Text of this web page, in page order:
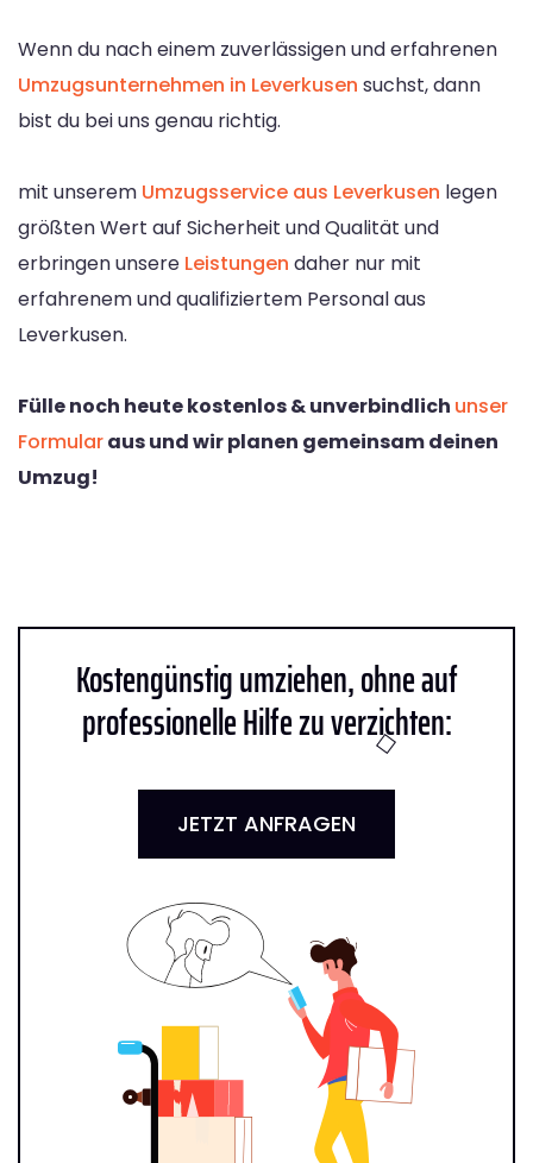
Wenn du nach einem zuverlässigen und erfahrenen
Umzugsunternehmen in Leverkusen suchst, dann
bist du bei uns genau richtig.
mit unserem Umzugsservice aus Leverkusen legen
größten Wert auf Sicherheit und Qualität und
erbringen unsere Leistungen daher nur mit
erfahrenem und qualifiziertem Personal aus
Leverkusen.
Fülle noch heute kostenlos & unverbindlich unser
Formularaus und wir planen gemeinsam deinen
Umzug!
Kostengünstig umziehen, ohne auf
professionelle Hilfe zu verzichten:
JETZT ANFRAGEN